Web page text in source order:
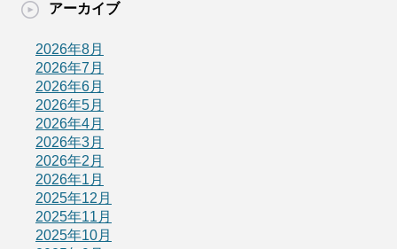
アーカイブ
2026年8月
2026年7月
2026年6月
2026年5月
2026年4月
2026年3月
2026年2月
2026年1月
2025年12月
2025年11月
2025年10月